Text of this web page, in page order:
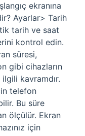
​​ekranına
Ayarlar> Tarih
tarih ve saat
kontrol edin.
süresi,
gibi cihazların
ilgili kavramdır.
telefon
Bu süre
ölçülür. Ekran
için